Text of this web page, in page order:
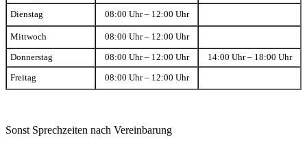
Dienstag 08:00 Uhr – 12:00 Uhr
Mittwoch 08:00 Uhr – 12:00 Uhr
Donnerstag 08:00 Uhr – 12:00 Uhr 14:00 Uhr – 18:00 Uhr
Freitag 08:00 Uhr – 12:00 Uhr
Sonst Sprechzeiten nach Vereinbarung